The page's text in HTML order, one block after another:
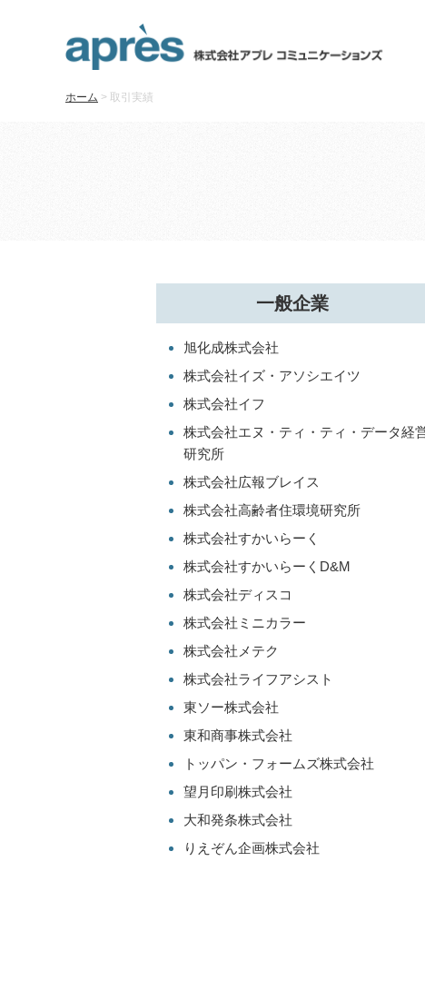
ホーム > 取引実績
一般企業
旭化成株式会社
株式会社イズ・アソシエイツ
株式会社イフ
株式会社エヌ・ティ・ティ・データ経
研究所
株式会社広報ブレイス
株式会社高齢者住環境研究所
株式会社すかいらーく
株式会社すかいらーくD&M
株式会社ディスコ
株式会社ミニカラー
株式会社メテク
株式会社ライフアシスト
東ソー株式会社
東和商事株式会社
トッパン・フォームズ株式会社
望月印刷株式会社
大和発条株式会社
りえぞん企画株式会社